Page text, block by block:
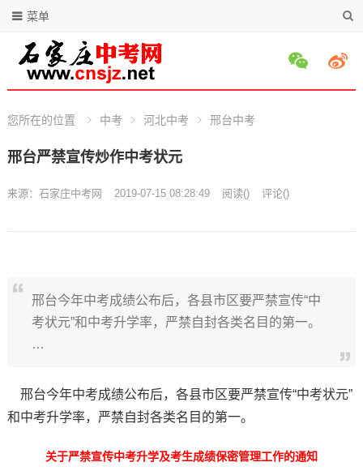
菜单
您所在的位置 中考 河北中考 邢台中考
邢台严禁宣传炒作中考状元
来源： 石家庄中考网 2019-07-15 08:28:49 阅读() 评论()
邢台今年中考成绩公布后，各县市区要严禁宣传“中
考状元”和中考升学率，严禁自封各类名目的第一。
…
邢台今年中考成绩公布后，各县市区要严禁宣传“中考状元”
和中考升学率，严禁自封各类名目的第一。
关于严禁宣传中考升学及考生成绩保密管理工作的通知